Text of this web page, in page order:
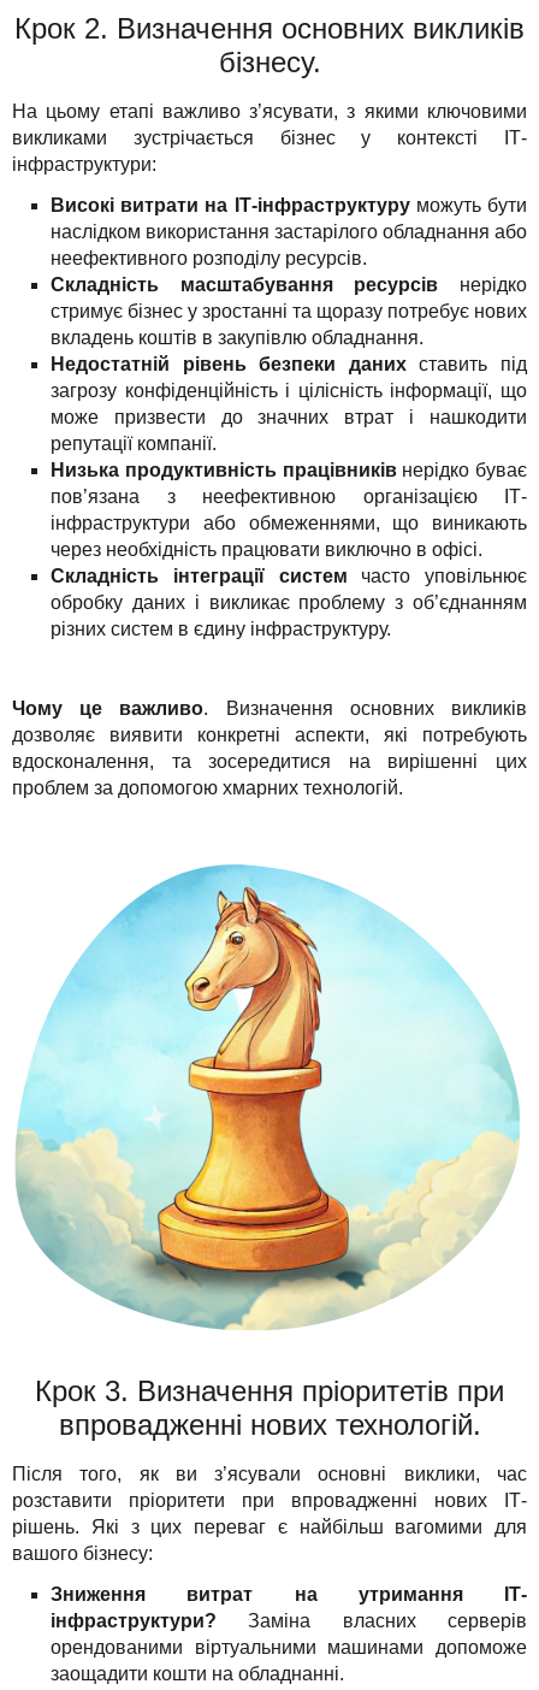
Крок 2. Визначення основних викликів
бізнесу.
На цьому етапі важливо з’ясувати, з якими ключовими
викликами зустрічається бізнес у контексті ІТ-
інфраструктури:
Високі витрати на ІТ-інфраструктуруможуть бути
наслідком використання застарілого обладнання або
неефективного розподілу ресурсів.
Складність масштабування ресурсів нерідко
стримує бізнес у зростанні та щоразу потребує нових
вкладень коштів в закупівлю обладнання.
Недостатній рівень безпеки данихставить під
загрозу конфіденційність і цілісність інформації, що
може призвести до значних втрат і нашкодити
репутації компанії.
Низька продуктивність працівниківнерідко буває
пов’язана з неефективною організацією ІТ-
інфраструктури або обмеженнями, що виникають
через необхідність працювати виключно в офісі.
Складність інтеграції систем часто уповільнює
обробку даних і викликає проблему з об’єднанням
різних систем в єдину інфраструктуру.
Чому це важливо. Визначення основних викликів
дозволяє виявити конкретні аспекти, які потребують
вдосконалення, та зосередитися на вирішенні цих
проблем за допомогою хмарних технологій.
Крок 3. Визначення пріоритетів при
впровадженні нових технологій.
Після того, як ви з’ясували основні виклики, час
розставити пріоритети при впровадженні нових ІТ-
рішень. Які з цих переваг є найбільш вагомими для
вашого бізнесу:
Зниження витрат на утримання ІТ-
інфраструктури? Заміна власних серверів
орендованими віртуальними машинами допоможе
заощадити кошти на обладнанні.